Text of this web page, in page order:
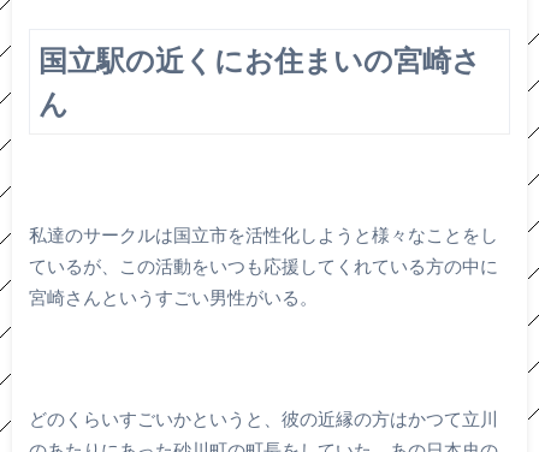
国立駅の近くにお住まいの宮崎さ
ん
私達のサークルは国立市を活性化しようと様々なことをし
ているが、この活動をいつも応援してくれている方の中に
宮崎さんというすごい男性がいる。
どのくらいすごいかというと、彼の近縁の方はかつて立川